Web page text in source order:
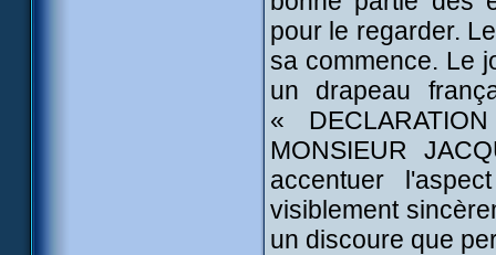
pour le regarder.
sa commence. Le
un drapeau
«
MONSIEUR
accentuer
visiblement
un discoure que